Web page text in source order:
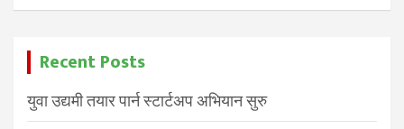
Recent Posts
युवा उद्यमी तयार पार्न स्टार्टअप अभियान सुरु